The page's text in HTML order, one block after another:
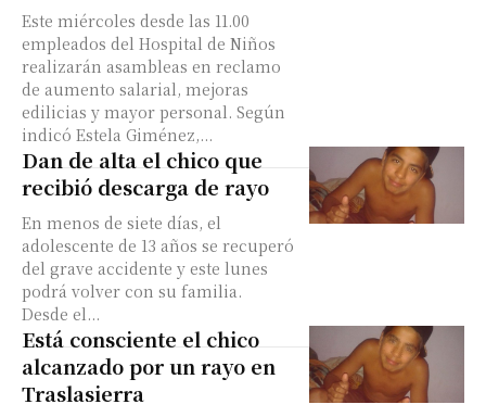
Este miércoles desde las 11.00
empleados del Hospital de Niños
realizarán asambleas en reclamo
de aumento salarial, mejoras
edilicias y mayor personal. Según
indicó Estela Giménez,...
Dan de alta el chico que
recibió descarga de rayo
En menos de siete días, el
adolescente de 13 años se recuperó
del grave accidente y este lunes
podrá volver con su familia.
Desde el...
Está consciente el chico
alcanzado por un rayo en
Traslasierra